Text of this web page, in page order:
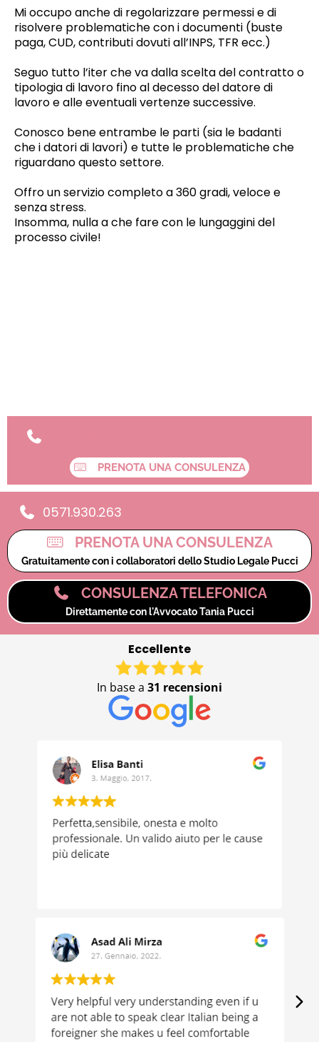
Mi occupo anche di regolarizzare permessi e di
risolvere problematiche con i documenti (buste
paga, CUD, contributi dovuti all’INPS, TFR ecc.)
Seguo tutto l’iter che va dalla scelta del contratto o
tipologia di lavoro fino al decesso del datore di
lavoro e alle eventuali vertenze successive.
Conosco bene entrambe le parti (sia le badanti
che i datori di lavori) e tutte le problematiche che
riguardano questo settore.
Offro un servizio completo a 360 gradi, veloce e
senza stress.
Insomma, nulla a che fare con le lungaggini del
processo civile!
PRENOTA UNA CONSULENZA
0571.930.263
PRENOTA UNA CONSULENZA
Gratuitamente con i collaboratori dello Studio Legale Pucci
CONSULENZA TELEFONICA
Direttamente con l'Avvocato Tania Pucci
Eccellente
In base a 31 recensioni